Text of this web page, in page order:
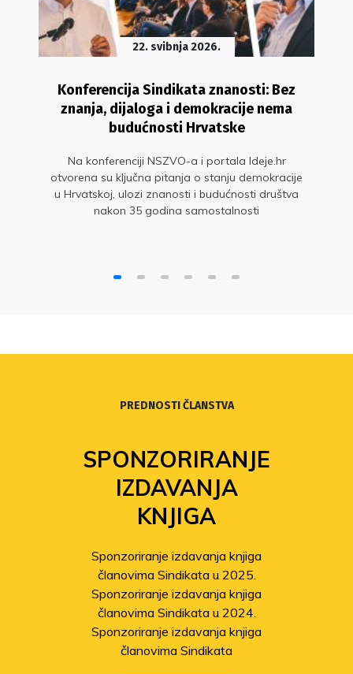
22. svibnja 2026.
Konferencija Sindikata znanosti: Bez
znanja, dijaloga i demokracije nema
budućnosti Hrvatske
Na konferenciji NSZVO-a i portala Ideje.hr
otvorena su ključna pitanja o stanju demokracije
u Hrvatskoj, ulozi znanosti i budućnosti društva
nakon 35 godina samostalnosti
PREDNOSTI ČLANSTVA
SPONZORIRANJE
IZDAVANJA
KNJIGA
Sponzoriranje izdavanja knjiga
članovima Sindikata u 2025.
Sponzoriranje izdavanja knjiga
članovima Sindikata u 2024.
Sponzoriranje izdavanja knjiga
članovima Sindikata